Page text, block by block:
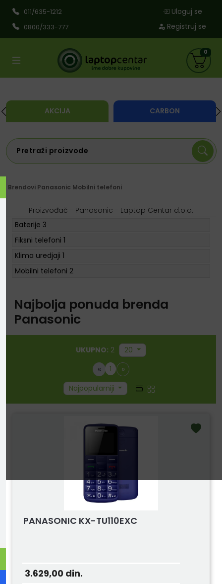
011/635-1212
0800/333-777
Uloguj se
Registruj se
AKCIJA CARBON
0
Brendovi Panasonic Mobilni telefoni
Proizvođač - Panasonic - Laptop Centar d.o.o.
Baterije 3
Fiksni telefoni 1
Klima uredjaji 1
Mobilni telefoni 2
Najbolja ponuda brenda
Panasonic
UKUPNO: 2 20
« 1 »
Najpopularniji
PANASONIC KX-TU110EXC
3.629,00 din.